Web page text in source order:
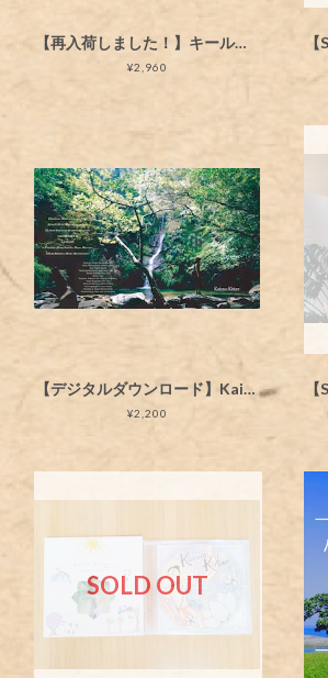
【再入荷しました！】キールタン CD Kairava Kirtan New Album 「唄と祈りと旅の在る暮らし」
¥2,960
【デジタルダウンロード】Kairava Kirtan New Album 「唄と祈りと旅の在る暮らし」デジタルダウンロード
¥2,200
SOLD OUT